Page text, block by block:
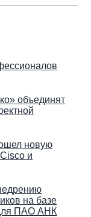
объединят
новую
и
на базе
ПАО АНК